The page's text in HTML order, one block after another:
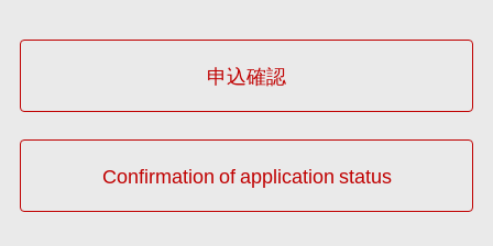
申込確認
Confirmation of application status